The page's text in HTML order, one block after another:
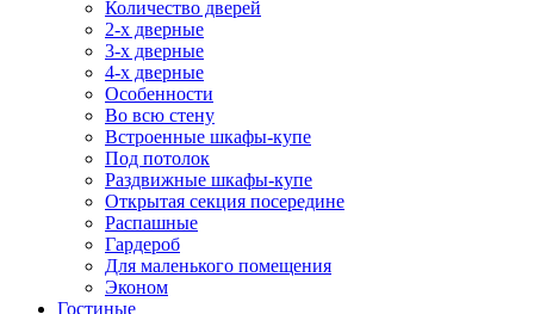
Количество дверей
2-х дверные
3-х дверные
4-х дверные
Особенности
Во всю стену
Встроенные шкафы-купе
Под потолок
Раздвижные шкафы-купе
Открытая секция посередине
Распашные
Гардероб
Для маленького помещения
Эконом
Гостиные